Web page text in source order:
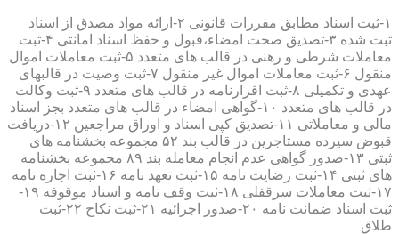
۱-ثبت اسناد مطابق مقررات قانونی ۲-ارائه مواد مصدق از اسناد
ثبت شده ۳-تصدیق صحت امضاء،قبول و حفظ اسناد امانتی ۴-ثبت
معاملات شرطی و رهنی در قالب های متعدد ۵-ثبت معاملات اموال
منقول ۶-ثبت معاملات اموال غیر منقول ۷-ثبت وصیت در قالبهای
عهدی و تکمیلی ۸-ثبت اقرارنامه در قالب های متعدد ۹-ثبت وکالت
در قالب های متعدد ۱۰-گواهی امضاء در قالب های متعدد بجز اسناد
مالی و معاملاتی ۱۱-تصدیق کپی اسناد و اوراق مراجعین ۱۲-دریافت
قبوض سپرده مستاجرین در قالب بند ۵۲ مجموعه بخشنامه های
ثبتی ۱۳-صدور گواهی عدم انجام معامله بند ۸۹ مجموعه بخشنامه
های ثبتی ۱۴-ثبت رضایت نامه ۱۵-ثبت تعهد نامه ۱۶-ثبت اجاره نامه
۱۷-ثبت معاملات سرقفلی ۱۸-ثبت وقف نامه و اسناد موقوفه ۱۹-
ثبت اسناد ضمانت نامه ۲۰-صدور اجرائیه ۲۱-ثبت نکاح ۲۲-ثبت
طلاق